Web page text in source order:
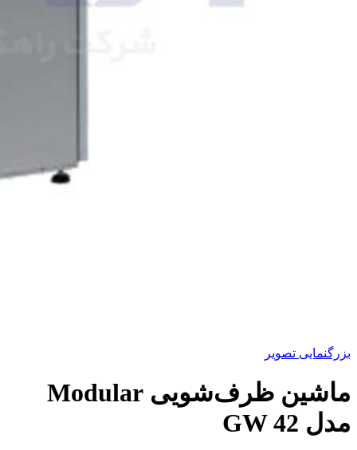
بزرگنمایی تصویر
ماشین ظرف‌شویی Modular
مدل GW 42